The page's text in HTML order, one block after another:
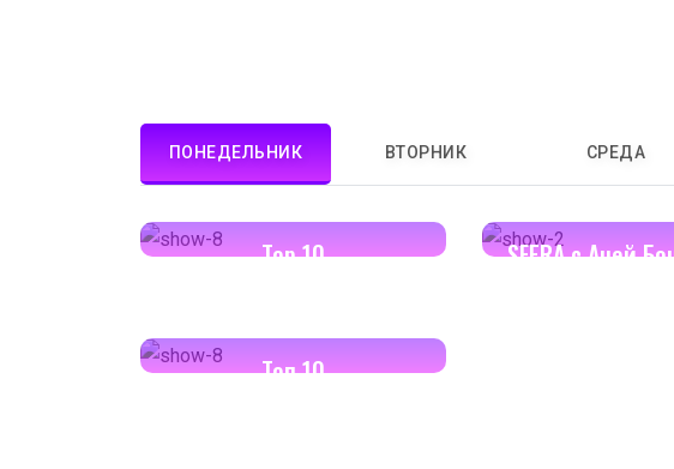
ПОНЕДЕЛЬНИК ВТОРНИК СРЕДА
Top 10
SFERA с Аней
Toп 10